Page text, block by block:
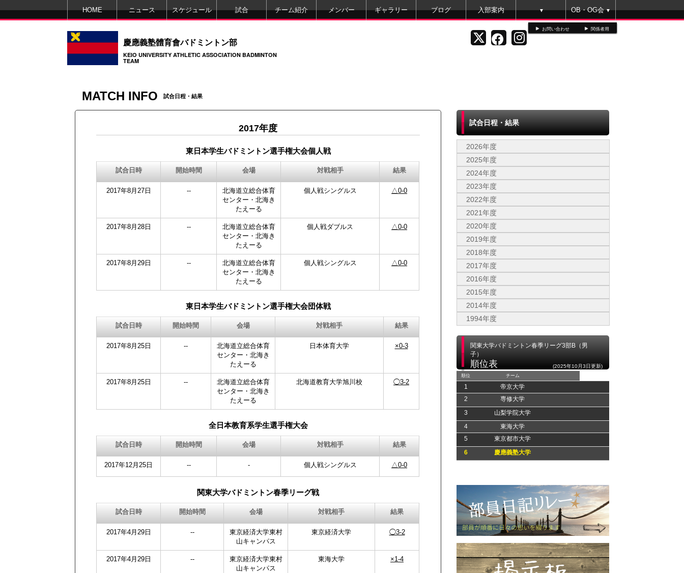
HOME ニュース スケジュール 試合 チーム紹介 メンバー ギャラリー ブログ 入部案内 ▼ OB・OG会▼
お問い合わせ 関係者用
慶應義塾體育會バドミントン部
KEIO UNIVERSITY ATHLETIC ASSOCIATION BADMINTON
TEAM
MATCH INFO 試合日程・結果
2017年度
東日本学生バドミントン選手権大会個人戦
試合日時 開始時間 会場 対戦相手 結果
2017年8月27日 --
北海道立総合体育
センター・北海き
たえーる
個人戦シングルス △0-0
2017年8月28日 --
北海道立総合体育
センター・北海き
たえーる
個人戦ダブルス △0-0
2017年8月29日 --
北海道立総合体育
センター・北海き
たえーる
個人戦シングルス △0-0
東日本学生バドミントン選手権大会団体戦
試合日時 開始時間 会場 対戦相手 結果
2017年8月25日 --
北海道立総合体育
センター・北海き
たえーる
日本体育大学 ×0-3
2017年8月25日 --
北海道立総合体育
センター・北海き
たえーる
北海道教育大学旭川校 ◯3-2
全日本教育系学生選手権大会
試合日時 開始時間 会場 対戦相手 結果
2017年12月25日 -- - 個人戦シングルス △0-0
関東大学バドミントン春季リーグ戦
試合日時 開始時間 会場 対戦相手 結果
2017年4月29日 --
東京経済大学東村
山キャンパス
東京経済大学 ◯3-2
2017年4月29日 --
東京経済大学東村
山キャンパス
東海大学 ×1-4
試合日程・結果
2026年度
2025年度
2024年度
2023年度
2022年度
2021年度
2020年度
2019年度
2018年度
2017年度
2016年度
2015年度
2014年度
1994年度
関東大学バドミントン春季リーグ3部B（男
子）
順位表 (2025年10月3日更新)
順位 チーム
1
帝京大学
2
専修大学
3
山梨学院大学
4
東海大学
5
東京都市大学
6
慶應義塾大学